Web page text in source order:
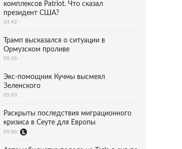
комплексов Patriot. Что сказал
президент США?
03:42
Трамп высказался о ситуации в
Ормузском проливе
05:16
Экс-помощник Кучмы высмеял
Зеленского
05:03
Раскрыты последствия миграционного
кризиса в Сеуте для Европы
05:00